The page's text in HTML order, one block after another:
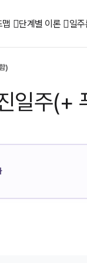
맵 단계별 이론 일
)
일주(+